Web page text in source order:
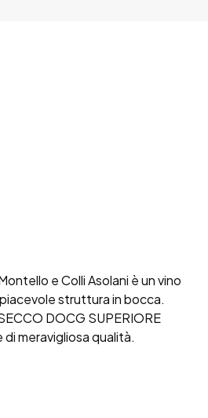
e Colli Asolani è un vino
struttura in bocca.
DOCG SUPERIORE
meravigliosa qualità.